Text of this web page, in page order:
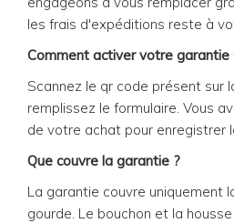
les frais d'expéditions reste à
Comment activer votre garantie
Scannez le qr code présent sur
remplissez le formulaire. Vous
de votre achat pour enregistrer
Que couvre la garantie ?
La garantie couvre uniquement
gourde. Le bouchon et la